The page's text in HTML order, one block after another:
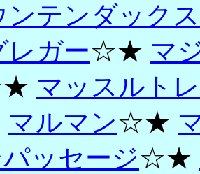
ンテンダックス
レガー☆★ マ
マッスルト
マルマン☆★
ッセージ☆★